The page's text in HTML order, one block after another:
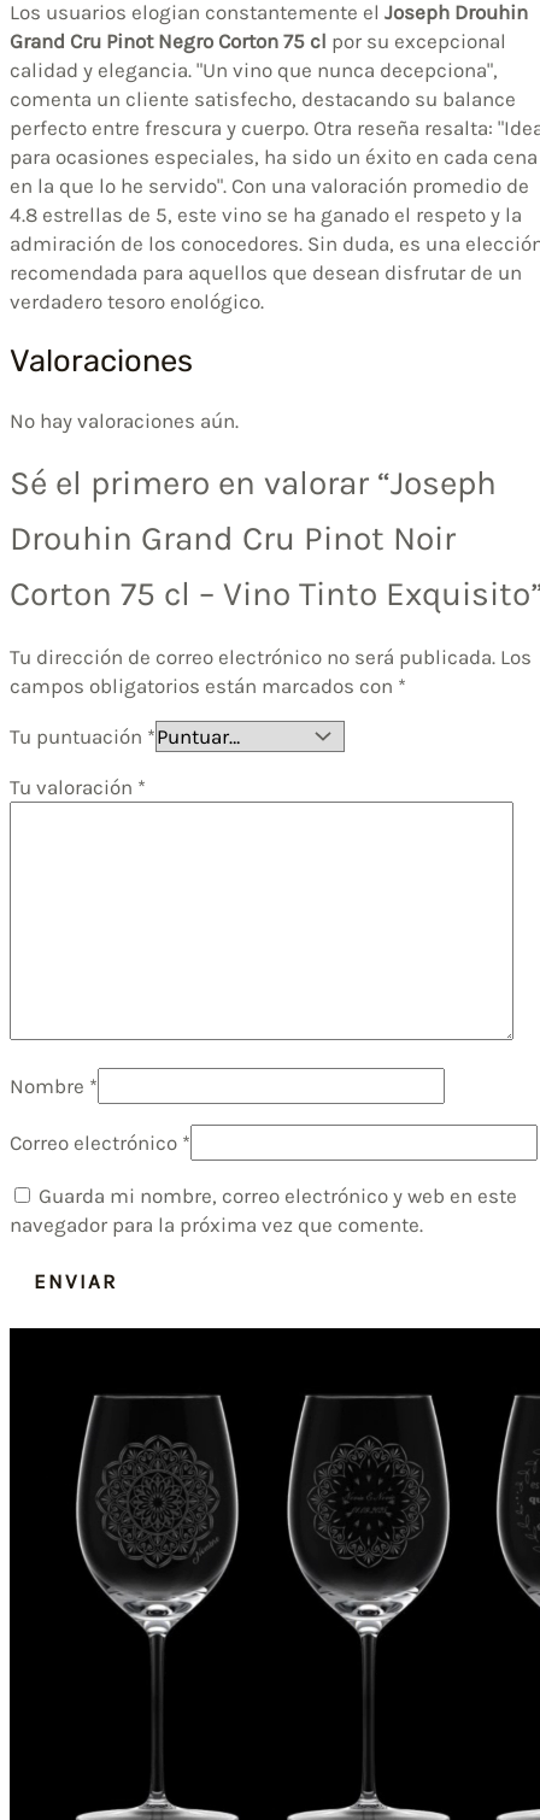
Los usuarios elogian constantemente el Joseph Drouhin
Grand Cru Pinot Negro Corton 75 cl por su excepcional
calidad y elegancia. "Un vino que nunca decepciona",
comenta un cliente satisfecho, destacando su balance
perfecto entre frescura y cuerpo. Otra reseña resalta:
para ocasiones especiales, ha sido un éxito en cada cena
en la que lo he servido". Con una valoración promedio de
4.8 estrellas de 5, este vino se ha ganado el respeto y la
admiración de los conocedores. Sin duda, es una
recomendada para aquellos que desean disfrutar de un
verdadero tesoro enológico.
Valoraciones
No hay valoraciones aún.
Sé el primero en valorar “Joseph
Drouhin Grand Cru Pinot Noir
Corton 75 cl – Vino Tinto
Tu dirección de correo electrónico no será publicada. Los
campos obligatorios están marcados con *
Tu puntuación *
Tu valoración *
Nombre *
Correo electrónico *
Guarda mi nombre, correo electrónico y web en este
navegador para la próxima vez que comente.